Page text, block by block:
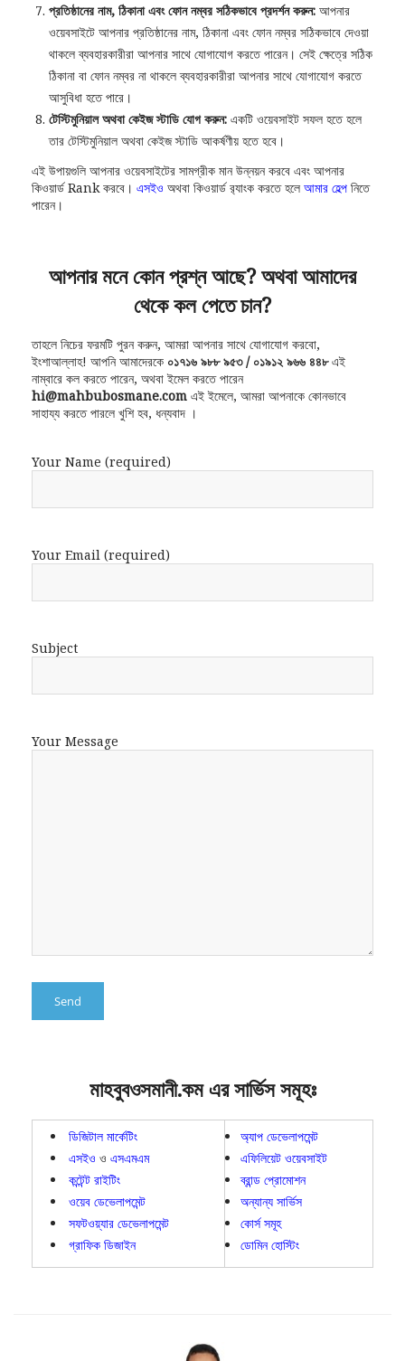
প্রতিষ্ঠানের নাম, ঠিকানা এবং ফোন নম্বর সঠিকভাবে প্রদর্শন করুন:আপনার
ওয়েবসাইটে আপনার প্রতিষ্ঠানের নাম, ঠিকানা এবং ফোন নম্বর সঠিকভাবে দেওয়া
থাকলে ব্যবহারকারীরা আপনার সাথে যোগাযোগ করতে পারেন। সেই ক্ষেত্রে সঠিক
ঠিকানা বা ফোন নম্বর না থাকলে ব্যবহারকারীরা আপনার সাথে যোগাযোগ করতে
আসুবিধা হতে পারে।
টেস্টিমুনিয়াল অথবা কেইজ স্টাডি যোগ করুন:একটি ওয়েবসাইট সফল হতে হলে
তার টেস্টিমুনিয়াল অথবা কেইজ স্টাডি আকর্ষণীয় হতে হবে।
এই উপায়গুলি আপনার ওয়েবসাইটের সামগ্রীক মান উন্নয়ন করবে এবং আপনার
কিওয়ার্ড Rank করবে। এসইও অথবা কিওয়ার্ড র‍্যাংক করতে হলে আমার হেল্প নিতে
পারেন।
আপনার মনে কোন প্রশ্ন আছে? অথবা আমাদের
থেকে কল পেতে চান?
তাহলে নিচের ফরমটি পুরন করুন, আমরা আপনার সাথে যোগাযোগ করবো,
ইংশাআল্লাহ! আপনি আমাদেরকে ০১৭১৬ ৯৮৮ ৯৫৩ / ০১৯১২ ৯৬৬ ৪৪৮এই
নাম্বারে কল করতে পারেন, অথবা ইমেল করতে পারেন
hi@mahbubosmane.com এই ইমেলে, আমরা আপনাকে কোনভাবে
সাহায্য করতে পারলে খুশি হব, ধন্যবাদ ।
Your Name (required)
Your Email (required)
Subject
Your Message
মাহবুবওসমানী.কম এর সার্ভিস সমূহঃ
ডিজিটাল মার্কেটিং
এসইও ও এসএমএম
কন্টেন্ট রাইটিং
ওয়েব ডেভেলাপমেন্ট
সফটওয়্যার ডেভেলাপমেন্ট
গ্রাফিক ডিজাইন
অ্যাপ ডেভেলাপমেন্ট
এফিলিয়েট ওয়েবসাইট
ব্রান্ড প্রোমোশন
অন্যান্য সার্ভিস
কোর্স সমূহ
ডোমিন হোস্টিং